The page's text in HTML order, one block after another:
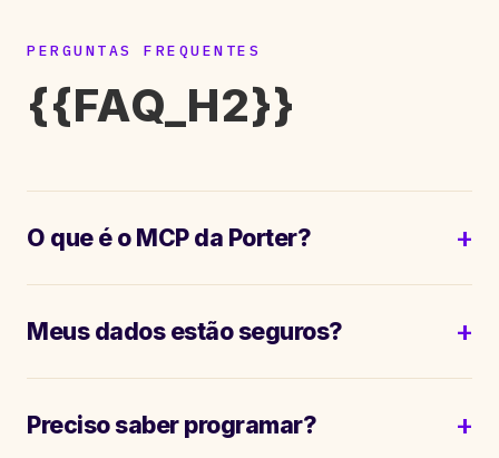
PERGUNTAS FREQUENTES
{{FAQ_H2}}
O que é o MCP da Porter?
Meus dados estão seguros?
Preciso saber programar?